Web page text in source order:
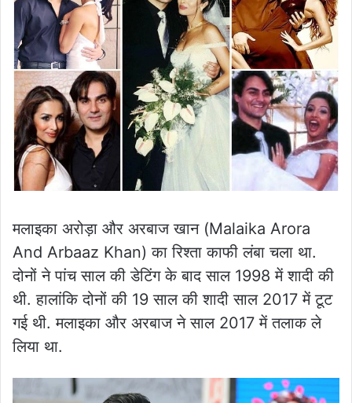
मलाइका अरोड़ा और अरबाज खान (Malaika Arora
And Arbaaz Khan) का रिश्ता काफी लंबा चला था.
दोनों ने पांच साल की डेटिंग के बाद साल 1998 में शादी की
थी. हालांकि दोनों की 19 साल की शादी साल 2017 में टूट
गई थी. मलाइका और अरबाज ने साल 2017 में तलाक ले
लिया था.